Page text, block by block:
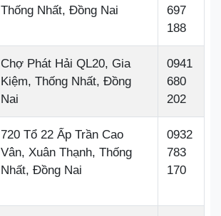
Thống Nhất, Đồng Nai
697
188
Chợ Phát Hải QL20, Gia
Kiệm, Thống Nhất, Đồng
Nai
0941
680
202
720 Tổ 22 Ấp Trần Cao
Vân, Xuân Thạnh, Thống
Nhất, Đồng Nai
0932
783
170